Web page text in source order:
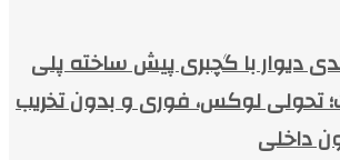
دیوار با گچبری پیش ساخته پلی
تحولی لوکس، فوری و بدون تخریب
داخلی